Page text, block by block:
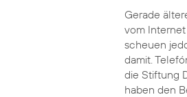
Gerade
vom
scheuen
damit.
die Stiftung
haben den